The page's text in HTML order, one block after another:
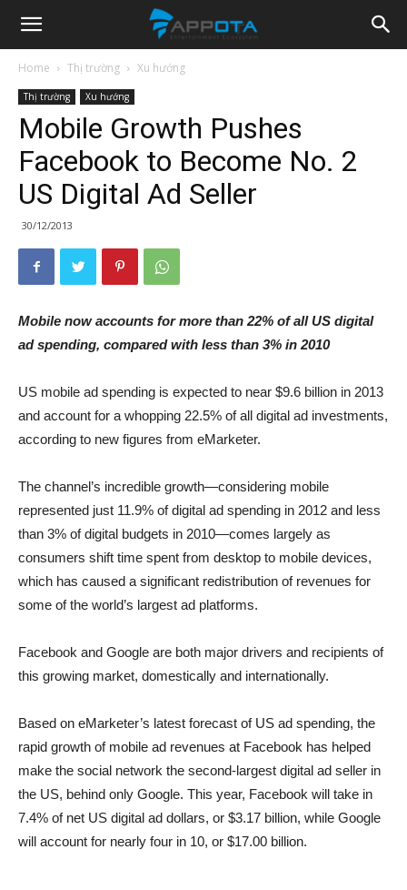
Appota
News
Home Thị trường Xu hướng
Thị trường Xu hướng
Mobile Growth Pushes
Facebook to Become No. 2
US Digital Ad Seller
30/12/2013
Mobile now accounts for more than 22% of all US digital
ad spending, compared with less than 3% in 2010
US mobile ad spending is expected to near $9.6 billion in 2013
and account for a whopping 22.5% of all digital ad investments,
according to new figures from eMarketer.
The channel’s incredible growth—considering mobile
represented just 11.9% of digital ad spending in 2012 and less
than 3% of digital budgets in 2010—comes largely as
consumers shift time spent from desktop to mobile devices,
which has caused a significant redistribution of revenues for
some of the world’s largest ad platforms.
Facebook and Google are both major drivers and recipients of
this growing market, domestically and internationally.
Based on eMarketer’s latest forecast of US ad spending, the
rapid growth of mobile ad revenues at Facebook has helped
make the social network the second-largest digital ad seller in
the US, behind only Google. This year, Facebook will take in
7.4% of net US digital ad dollars, or $3.17 billion, while Google
will account for nearly four in 10, or $17.00 billion.